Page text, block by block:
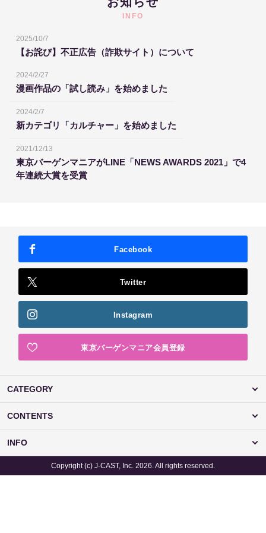
INFO
2025/10/7
【お詫び】不正広告（詐欺サイト）について
2024/2/27
漫画作品の「試し読み」を始めました
2024/2/7
新カテゴリ「カルチャー」を始めました
2021/12/13
東京バーゲンマニアがLINE「NEWS AWARDS 2021」で4
年連続大賞を受賞
Facebook
Twitter
Instagram
東京バーゲンマニア会員登録
CATEGORY
CONTENTS
INFO
Copyright (c) J-CAST, Inc. 2026. All rights reserved.